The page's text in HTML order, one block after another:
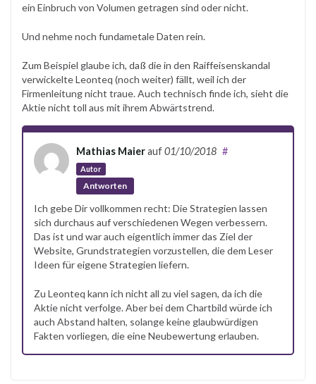
ein Einbruch von Volumen getragen sind oder nicht.
Und nehme noch fundametale Daten rein.
Zum Beispiel glaube ich, daß die in den Raiffeisenskandal
verwickelte Leonteq (noch weiter) fällt, weil ich der
Firmenleitung nicht traue. Auch technisch finde ich, sieht die
Aktie nicht toll aus mit ihrem Abwärtstrend.
Mathias Maierauf01/10/2018
Autor
#
Antworten
Ich gebe Dir vollkommen recht: Die Strategien lassen
sich durchaus auf verschiedenen Wegen verbessern.
Das ist und war auch eigentlich immer das Ziel der
Website, Grundstrategien vorzustellen, die dem Leser
Ideen für eigene Strategien liefern.
Zu Leonteq kann ich nicht all zu viel sagen, da ich die
Aktie nicht verfolge. Aber bei dem Chartbild würde ich
auch Abstand halten, solange keine glaubwürdigen
Fakten vorliegen, die eine Neubewertung erlauben.